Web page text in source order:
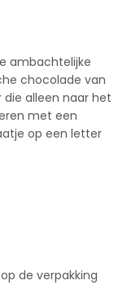
ambachtelijke
chocolade van
alleen naar het
met een
op een letter
de verpakking